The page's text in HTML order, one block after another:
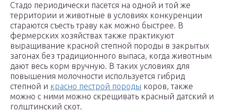
Стадо периодически пасется на одной и той же
территории и животные в условиях конкуренции
стараются съесть траву как можно быстрее. В
фермерских хозяйствах также практикуют
выращивание красной степной породы в закрытых
загонах без традиционного выпаса, когда животным
дают весь корм вручную. В таких условиях для
повышения молочности используется гибрид
степной и красно пестрой породы коров, также
можно с ними можно скрещивать красный датский и
голштинский скот.